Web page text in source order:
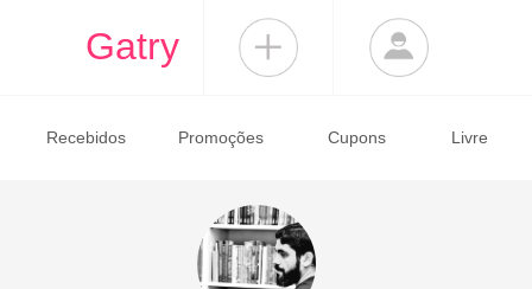
Gatry
Recebidos Promoções Cupons Livre